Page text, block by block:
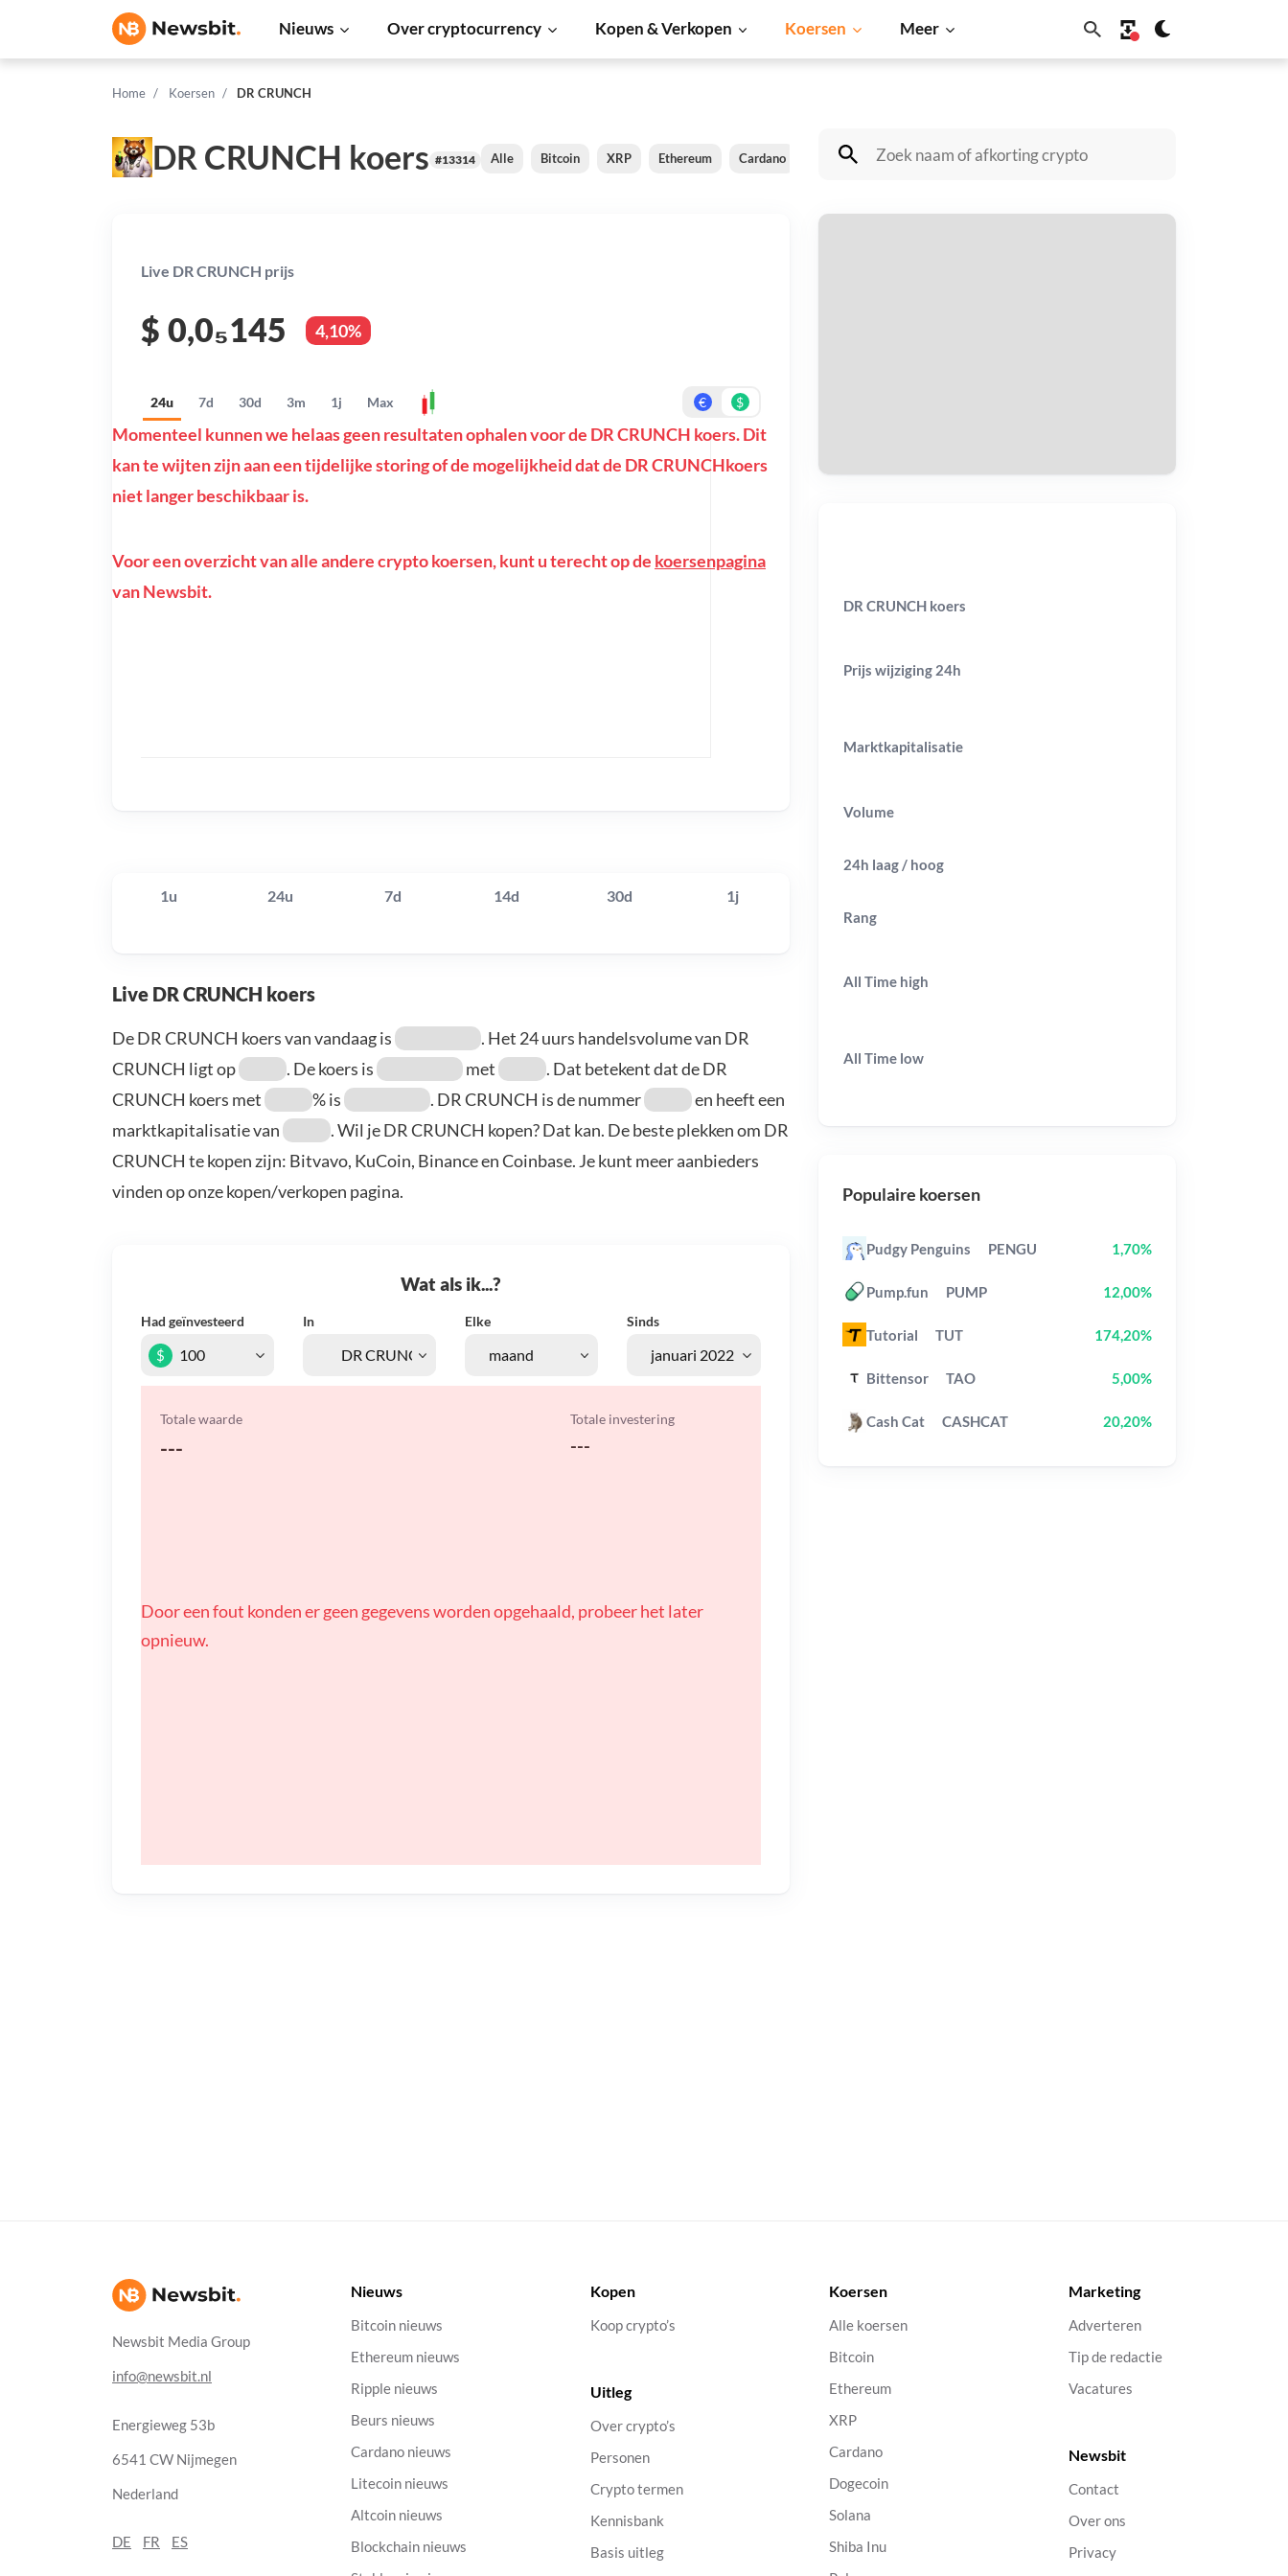
Nieuws Over cryptocurrency Kopen & Verkopen Koersen Meer
Home Koersen DR CRUNCH
DR CRUNCH koers #13314 Alle Bitcoin XRP Ethereum Cardano Shiba Inu Dogecoin Solana BNB
Live DR CRUNCH prijs
$ 0,0₅145 4,10%
24u 7d 30d 3m 1j Max € $
Momenteel kunnen we helaas geen resultaten ophalen voor de DR CRUNCH koers. Dit
kan te wijten zijn aan een tijdelijke storing of de mogelijkheid dat de DR CRUNCHkoers
niet langer beschikbaar is.
Voor een overzicht van alle andere crypto koersen, kunt u terecht op de koersenpagina
van Newsbit.
1u 24u 7d 14d 30d 1j
Live DR CRUNCH koers
De DR CRUNCH koers van vandaag is
. Het 24 uurs handelsvolume van DR
CRUNCH ligt op
. De koers is met
. Dat betekent dat de DR
CRUNCH koers met
% is . DR CRUNCH is de nummer
en heeft een
marktkapitalisatie van
. Wil je DR CRUNCH kopen? Dat kan. De beste plekken om DR
CRUNCH te kopen zijn: Bitvavo, KuCoin, Binance en Coinbase. Je kunt meer aanbieders
vinden op onze kopen/verkopen pagina.
Wat als ik...?
Had geïnvesteerd In Elke Sinds
$
Totale waarde
---
Totale investering
---
Door een fout konden er geen gegevens worden opgehaald, probeer het later
opnieuw.
DR CRUNCH koers
Prijs wijziging 24h
Marktkapitalisatie
Volume
24h laag / hoog
Rang
All Time high
All Time low
Populaire koersen
Pudgy Penguins PENGU 1,70%
Pump.fun PUMP 12,00%
Tutorial TUT 174,20%
Bittensor TAO 5,00%
Cash Cat CASHCAT 20,20%
Newsbit Media Group
info@newsbit.nl
Energieweg 53b
6541 CW Nijmegen
Nederland
DE FR ES
Nieuws
Bitcoin nieuws
Ethereum nieuws
Ripple nieuws
Beurs nieuws
Cardano nieuws
Litecoin nieuws
Altcoin nieuws
Blockchain nieuws
Kopen
Koop crypto’s
Uitleg
Over crypto’s
Personen
Crypto termen
Kennisbank
Basis uitleg
Koersen
Alle koersen
Bitcoin
Ethereum
XRP
Cardano
Dogecoin
Solana
Shiba Inu
Marketing
Adverteren
Tip de redactie
Vacatures
Newsbit
Contact
Over ons
Privacy